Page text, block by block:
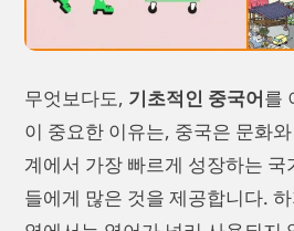
무엇보다도, 기초적인 중국어를
이 중요한 이유는, 중국은 문화
계에서 가장 빠르게 성장하는 국
들에게 많은 것을 제공합니다.